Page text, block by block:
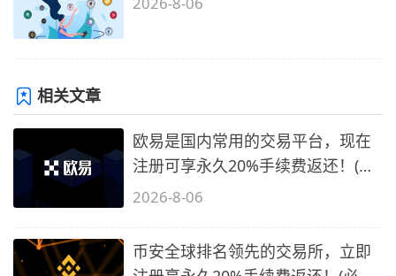
相关文章
欧易是国内常用的交易平台，现在
注册可享永久20%手续费返还！(必
备1)
2026-8-06
币安全球排名领先的交易所，立即